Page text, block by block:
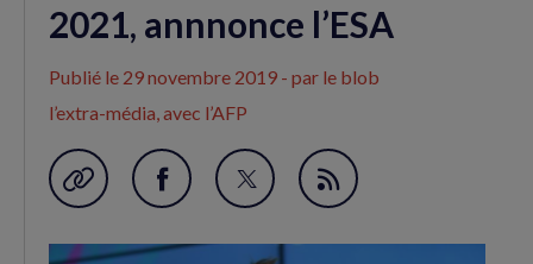
2021, annnonce l’ESA
Publié le 29 novembre 2019 - par le blob
l’extra-média, avec l’AFP
Garder en favori
Partager
Partager
Flux